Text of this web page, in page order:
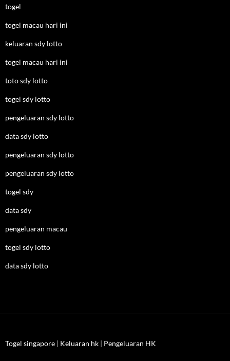
togel
togel macau hari ini
keluaran sdy lotto
togel macau hari ini
toto sdy lotto
togel sdy lotto
pengeluaran sdy lotto
data sdy lotto
pengeluaran sdy lotto
pengeluaran sdy lotto
togel sdy
data sdy
pengeluaran macau
togel sdy lotto
data sdy lotto
Togel singapore | Keluaran hk | Pengeluaran HK